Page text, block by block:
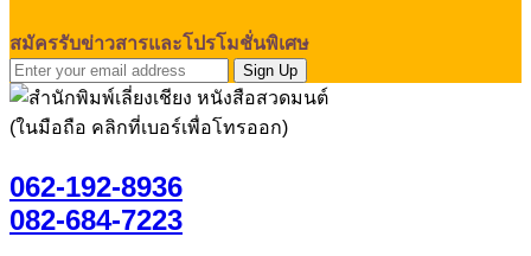
สมัครรับข่าวสารและโปรโมชั่นพิเศษ
Sign Up
(ในมือถือ คลิกที่เบอร์เพื่อโทรออก)
062-192-8936
082-684-7223